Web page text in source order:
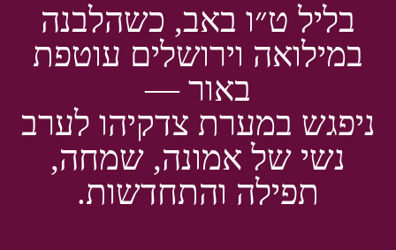
בליל ט״ו באב, כשהלבנה
במילואה וירושלים עוטפת
באור —
ניפגש במערת צדקיהו לערב
נשי של אמונה, שמחה,
תפילה והתחדשות.